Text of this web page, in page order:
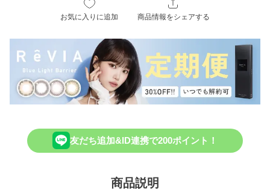
お気に入りに追加 商品情報をシェアする
友だち追加&ID連携で200ポイント！
商品説明